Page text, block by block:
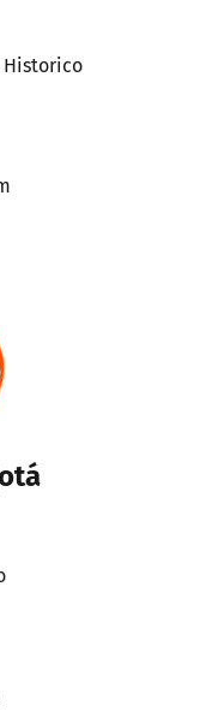
Historico